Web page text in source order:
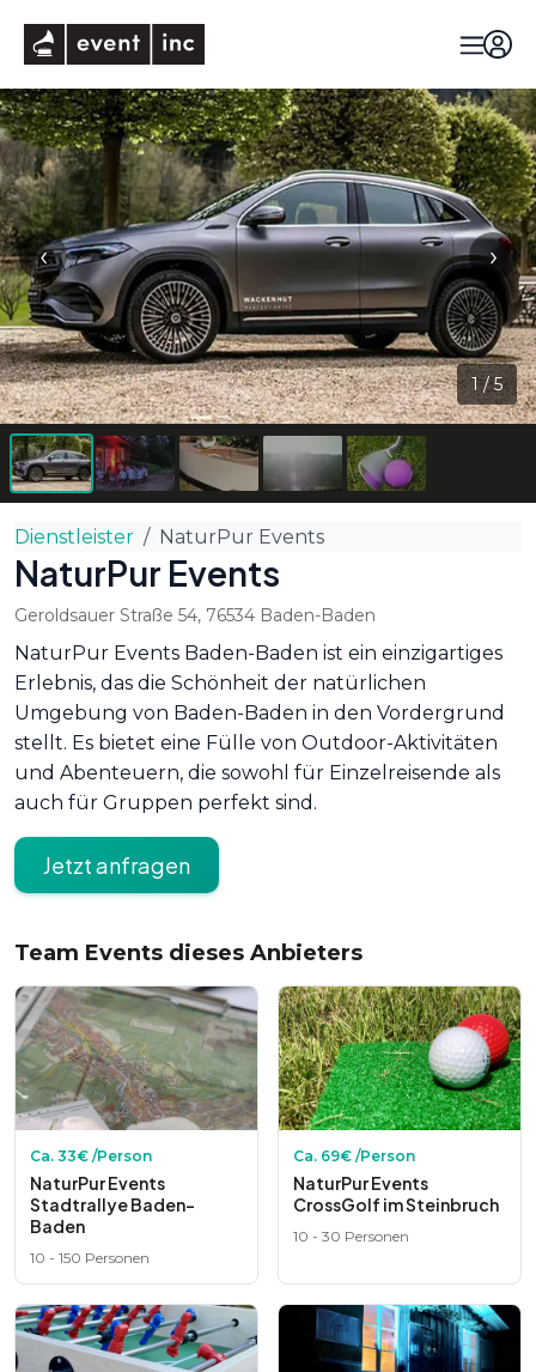
‹ ›
1/5
Dienstleister NaturPur Events
NaturPur Events
Geroldsauer Straße 54, 76534 Baden-Baden
NaturPur Events Baden-Baden ist ein einzigartiges
Erlebnis, das die Schönheit der natürlichen
Umgebung von Baden-Baden in den Vordergrund
stellt. Es bietet eine Fülle von Outdoor-Aktivitäten
und Abenteuern, die sowohl für Einzelreisende als
auch für Gruppen perfekt sind.
Jetzt anfragen
Team Events dieses Anbieters
Ca. 33€ /Person
NaturPur Events
Stadtrallye Baden-
Baden
10 - 150 Personen
Ca. 69€ /Person
NaturPur Events
CrossGolf im Steinbruch
10 - 30 Personen